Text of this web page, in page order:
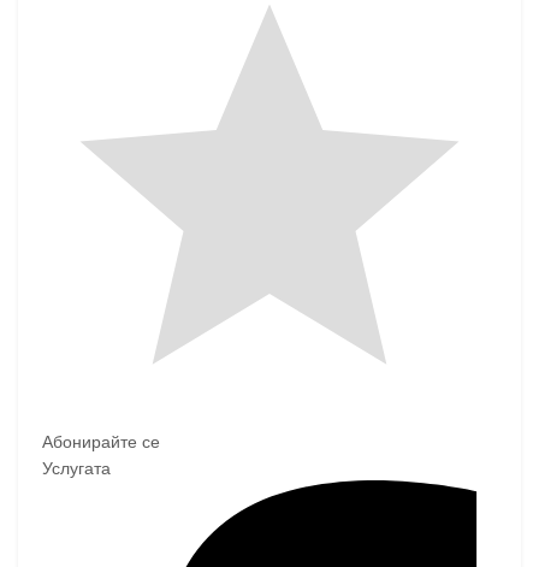
Абонирайте се
Услугата